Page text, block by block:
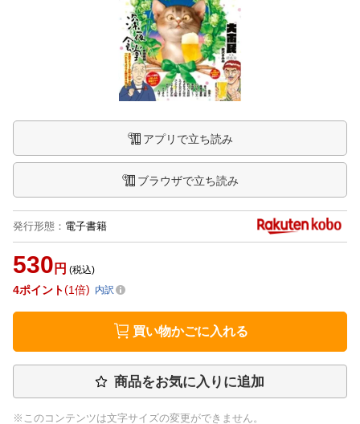
アプリで立ち読み
ブラウザで立ち読み
発行形態 ： 電子書籍
530 円 (税込)
4ポイント 1倍 内訳
買い物かごに入れる
商品をお気に入りに追加
※このコンテンツは文字サイズの変更ができません。